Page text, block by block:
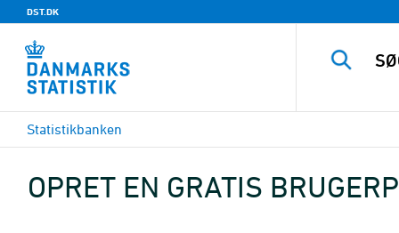
DST.DK
Statistikbanken
OPRET EN GRATIS